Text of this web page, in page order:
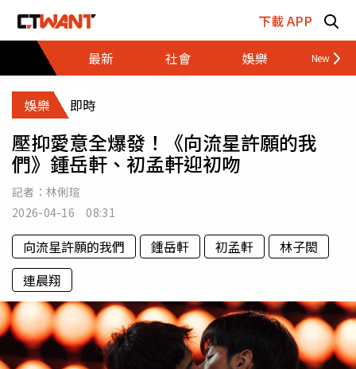
下載 APP
最新
社會 娛樂 財經
娛樂 即時
壓抑愛意全爆發！《向流星許願的我
們》鍾岳軒、初孟軒迎初吻
記者： 林俐瑄
2026-04-16 08:31
向流星許願的我們 鍾岳軒 初孟軒
林子閎
連晨翔